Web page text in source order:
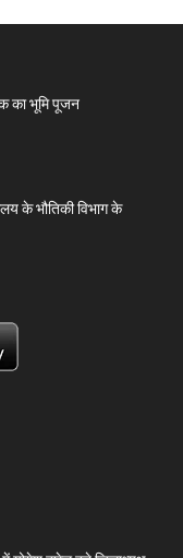
का भूमि पूजन
के भौतिकी विभाग के